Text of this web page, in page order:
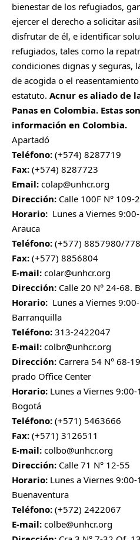
bienestar de los refugiados,
ejercer el derecho a solicitar
disfrutar de él, e identificar
refugiados, tales como la
condiciones dignas y seguras,
de acogida o el
estatuto. Acnur es aliado de
Panas en Colombia. Estas
información en Colombia.
Apartadó
Teléfono: (+574) 8287719
Fax: (+574) 8287723
Email: colap@unhcr.org
Dirección: Calle 100F N° 109-
Horario: Lunes a Viernes
Arauca
Teléfono: (+577) 8857980/
Fax: (+577) 8856804
E-mail: colar@unhcr.org
Dirección: Calle 20 N° 24-68.
Horario: Lunes a Viernes
Barranquilla
Teléfono: 313-2422047
E-mail: colbr@unhcr.org
Dirección: Carrera 54 N° 68-
prado Office Center
Horario: Lunes a Viernes
Bogotá
Teléfono: (+571) 5463666
Fax: (+571) 3126511
E-mail: colbo@unhcr.org
Dirección: Calle 71 N° 12-55
Horario: Lunes a Viernes
Buenaventura
Teléfono: (+572) 2422067
E-mail: colbe@unhcr.org